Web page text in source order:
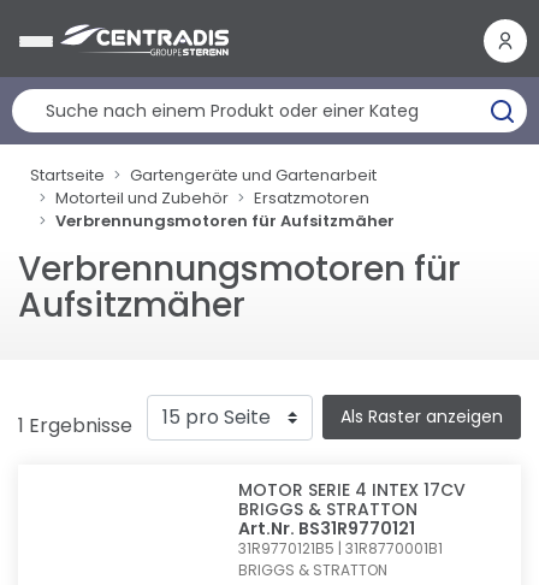
Startseite
Gartengeräte und Gartenarbeit
Motorteil und Zubehör
Ersatzmotoren
Verbrennungsmotoren für Aufsitzmäher
Verbrennungsmotoren für
Aufsitzmäher
1 Ergebnisse Als Raster anzeigen
MOTOR SERIE 4 INTEX 17CV
BRIGGS & STRATTON
Art.Nr. BS31R9770121
31R9770121B5 | 31R8770001B1
BRIGGS & STRATTON